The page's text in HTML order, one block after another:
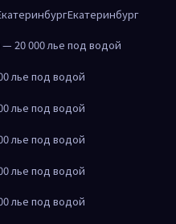
Екатеринбург
20 000 лье под водой
лье под водой
лье под водой
лье под водой
лье под водой
лье под водой